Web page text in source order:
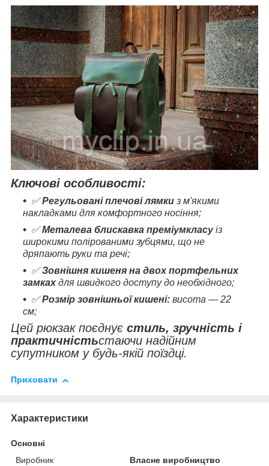
Ключові особливості:
✅Регульовані плечові лямки з м'якими
накладками для комфортного носіння;
✅Металева блискавка преміумкласуіз
широкими полірованими зубцями, що не
дряпають руки та речі;
✅Зовнішня кишеня на двох портфельних
замках для швидкого доступу до необхідного;
✅Розмір зовнішньої кишені: висота — 22
см;
Цей рюкзак поєднує стиль, зручність і
практичністьстаючи надійним
супутником у будь-якій поїздці.
Приховати
Характеристики
Основні
Виробник
Власне виробництво